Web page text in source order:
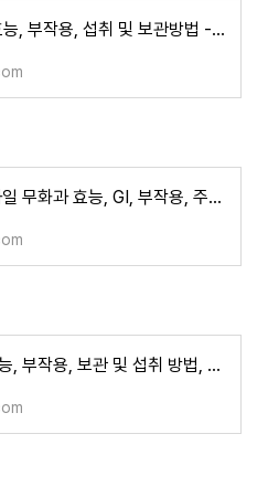
아르기닌 효능, 부작용, 섭취 및 보관방법 - 다이어트와 체력에 필수
9월 제철 과일 무화과 효능, GI, 부작용, 주의사항
오메가3 효능, 부작용, 보관 및 섭취 방법, 새로운 효과 발견